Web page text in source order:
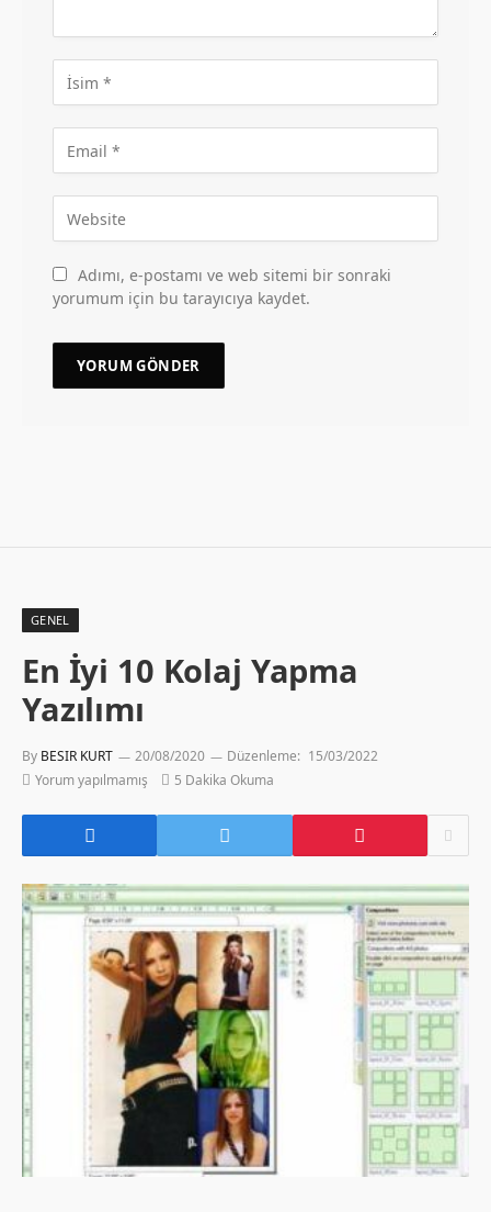
Adımı, e-postamı ve web sitemi bir sonraki
yorumum için bu tarayıcıya kaydet.
GENEL
En İyi 10 Kolaj Yapma
Yazılımı
By BESIR KURT 20/08/2020 Düzenleme: 15/03/2022
Yorum yapılmamış
5 Dakika Okuma